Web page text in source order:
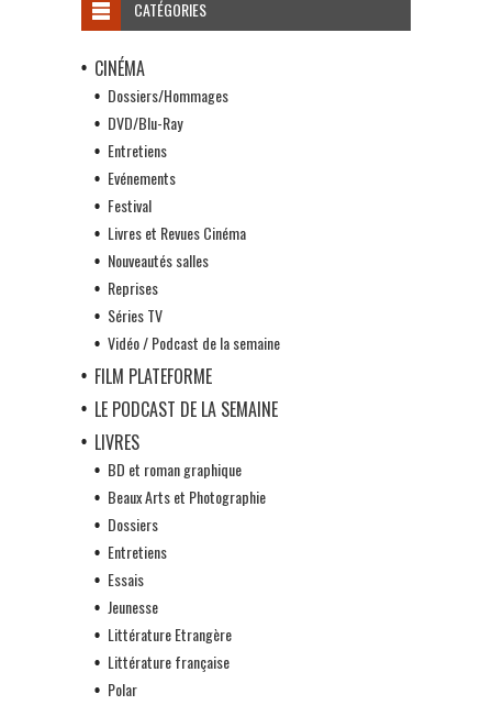
CATÉGORIES
CINÉMA
Dossiers/Hommages
DVD/Blu-Ray
Entretiens
Evénements
Festival
Livres et Revues Cinéma
Nouveautés salles
Reprises
Séries TV
Vidéo / Podcast de la semaine
FILM PLATEFORME
LE PODCAST DE LA SEMAINE
LIVRES
BD et roman graphique
Beaux Arts et Photographie
Dossiers
Entretiens
Essais
Jeunesse
Littérature Etrangère
Littérature française
Polar